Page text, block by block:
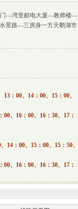
—湾里邮电大厦—教师楼—
景路—三房身一方天鹅湖市
：00、14：00、15：00、
、16：00、16：30、17：
14：00、15：00、15：50、
、16：00、16：30、17：